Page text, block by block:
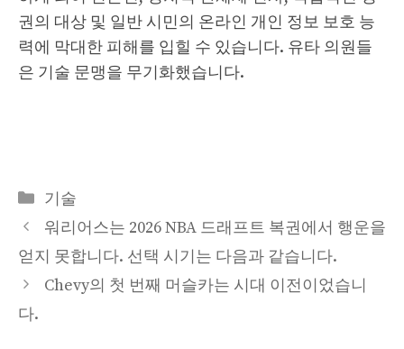
권의 대상 및 일반 시민의 온라인 개인 정보 보호 능
력에 막대한 피해를 입힐 수 있습니다. 유타 의원들
은 기술 문맹을 무기화했습니다.
Categories
기술
워리어스는 2026 NBA 드래프트 복권에서 행운을
얻지 못합니다. 선택 시기는 다음과 같습니다.
Chevy의 첫 번째 머슬카는 시대 이전이었습니
다.